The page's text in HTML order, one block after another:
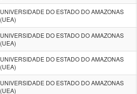
UNIVERSIDADE DO ESTADO DO AMAZONAS
(UEA)
UNIVERSIDADE DO ESTADO DO AMAZONAS
(UEA)
UNIVERSIDADE DO ESTADO DO AMAZONAS
(UEA)
UNIVERSIDADE DO ESTADO DO AMAZONAS
(UEA)